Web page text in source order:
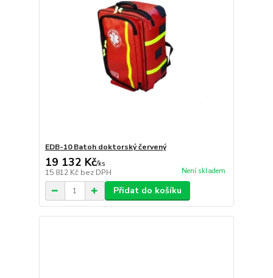
EDB-10 Batoh doktorský červený
19 132 Kč/ks
15 812 Kč bez DPH Není skladem
Přidat do košíku